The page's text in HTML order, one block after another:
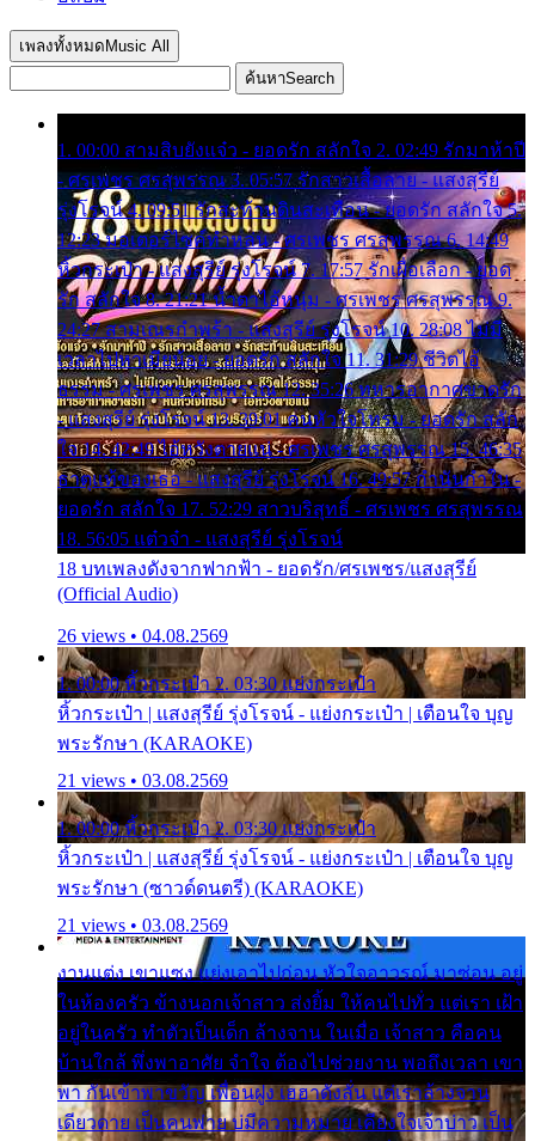
เพลงทั้งหมด Music All
ค้นหาSearch
1. 00:00 สามสิบยังแจ๋ว - ยอดรัก สลักใจ 2. 02:49 รักมาห้าปี
- ศรเพชร ศรสุพรรณ 3. 05:57 รักสาวเสื้อลาย - แสงสุรีย์
รุ่งโรจน์ 4. 09:51 รักสะท้านดินสะเทือน - ยอดรัก สลักใจ 5.
12:23 มอเตอร์ไซค์ทำหล่น - ศรเพชร ศรสุพรรณ 6. 14:49
หิ้วกระเป๋า - แสงสุรีย์ รุ่งโรจน์ 7. 17:57 รักเผื่อเลือก - ยอด
รัก สลักใจ 8. 21:21 น้ำตาไอ้หนุ่ม - ศรเพชร ศรสุพรรณ 9.
24:27 สามเณรกำพร้า - แสงสุรีย์ รุ่งโรจน์ 10. 28:08 ไม่มี
เวลาไปหาเมียน้อย - ยอดรัก สลักใจ 11. 31:29 ชีวิตไอ้
ธรรม - ศรเพชร ศรสุพรรณ 12. 35:26 ทหารอากาศขาดรัก
- แสงสุรีย์ รุ่งโรจน์ 13. 39:01 คนหัวใจโทรม - ยอดรัก สลัก
ใจ 14. 42:49 ไอ้หวังตายแน่ - ศรเพชร ศรสุพรรณ 15. 46:35
ธาตุแท้ของเธอ - แสงสุรีย์ รุ่งโรจน์ 16. 49:57 กำนันกำใน -
ยอดรัก สลักใจ 17. 52:29 สาวบริสุทธิ์ - ศรเพชร ศรสุพรรณ
18. 56:05 แต๋วจ๋า - แสงสุรีย์ รุ่งโรจน์
18 บทเพลงดังจากฟากฟ้า - ยอดรัก/ศรเพชร/แสงสุรีย์
(Official Audio)
26 views • 04.08.2569
1. 00:00 หิ้วกระเป๋า 2. 03:30 แย่งกระเป๋า
หิ้วกระเป๋า | แสงสุรีย์ รุ่งโรจน์ - แย่งกระเป๋า | เตือนใจ บุญ
พระรักษา (KARAOKE)
21 views • 03.08.2569
1. 00:00 หิ้วกระเป๋า 2. 03:30 แย่งกระเป๋า
หิ้วกระเป๋า | แสงสุรีย์ รุ่งโรจน์ - แย่งกระเป๋า | เตือนใจ บุญ
พระรักษา (ซาวด์ดนตรี) (KARAOKE)
21 views • 03.08.2569
งานแต่ง เขาแซง แย่งเอาไปก่อน หัวใจอาวรณ์ มาซ่อน อยู่
ในห้องครัว ข้างนอกเจ้าสาว ส่งยิ้ม ให้คนไปทั่ว แต่เรา เฝ้า
อยู่ในครัว ทำตัวเป็นเด็ก ล้างจาน ในเมื่อ เจ้าสาว คือคน
บ้านใกล้ พึ่งพาอาศัย จำใจ ต้องไปช่วยงาน พอถึงเวลา เขา
พา กันเข้าพาขวัญ เพื่อนฝูง เฮฮาดังลั่น แต่เราล้างจาน
เดียวดาย เป็นคนพ่าย บ่มีความหมาย เคียงใจเจ้าบ่าว เป็น